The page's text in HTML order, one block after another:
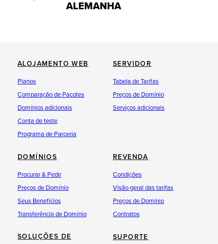
ALEMANHA
ALOJAMENTO WEB
Planos
Comparação de Pacotes
Domínios adicionais
Conta de teste
Programa de Parceria
SERVIDOR
Tabela de Tarifas
Preços de Domínio
Serviços adicionais
DOMÍNIOS
Procurar & Pedir
Preços de Domínio
Seus Benefícios
Transferência de Domínio
REVENDA
Condições
Visão geral das tarifas
Preços de Domínio
Contratos
SOLUÇÕES DE
SUPORTE